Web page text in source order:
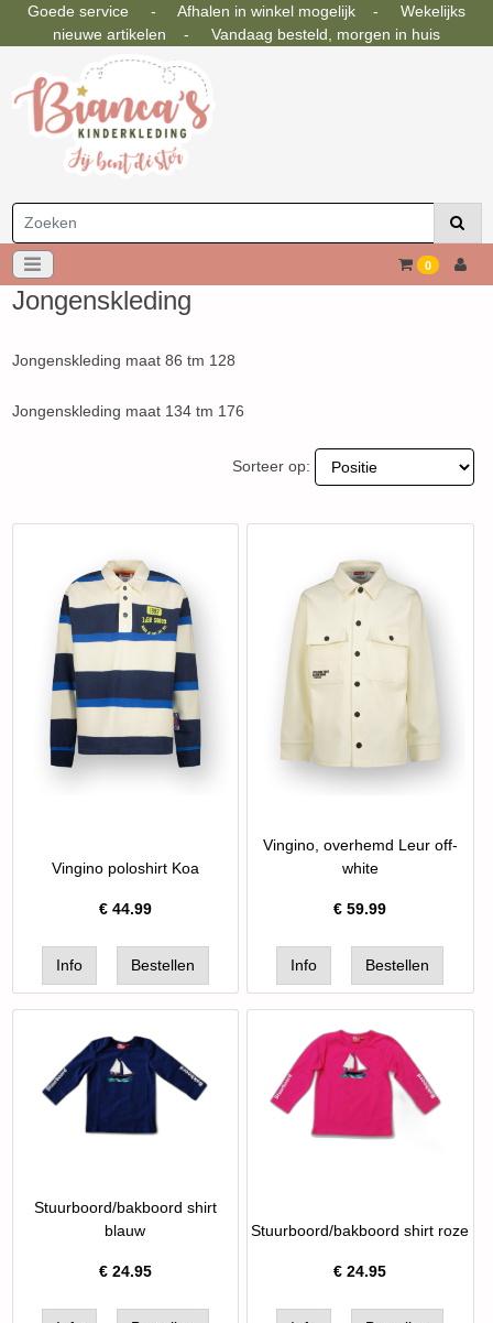
Goede service - Afhalen in winkel mogelijk - Wekelijks
nieuwe artikelen - Vandaag besteld, morgen in huis
0
Jongenskleding
Jongenskleding maat 86 tm 128
Jongenskleding maat 134 tm 176
Sorteer op:
Vingino poloshirt Koa
€ 44.99
Vingino, overhemd Leur off-
white
€59.99
Stuurboord/bakboord shirt
blauw
€ 24.95
Stuurboord/bakboord shirt roze
€24.95